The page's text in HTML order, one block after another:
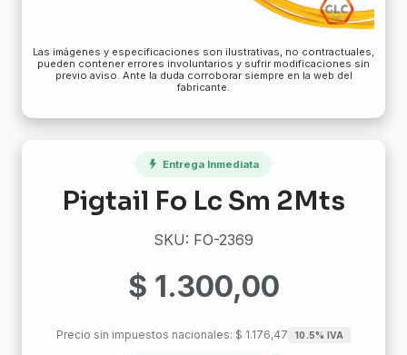
Las imágenes y especificaciones son ilustrativas, no contractuales,
pueden contener errores involuntarios y sufrir modificaciones sin
previo aviso. Ante la duda corroborar siempre en la web del
fabricante.
Entrega Inmediata
Pigtail Fo Lc Sm 2Mts
SKU: FO-2369
$ 1.300,00
Precio sin impuestos nacionales: $ 1.176,47 10.5% IVA